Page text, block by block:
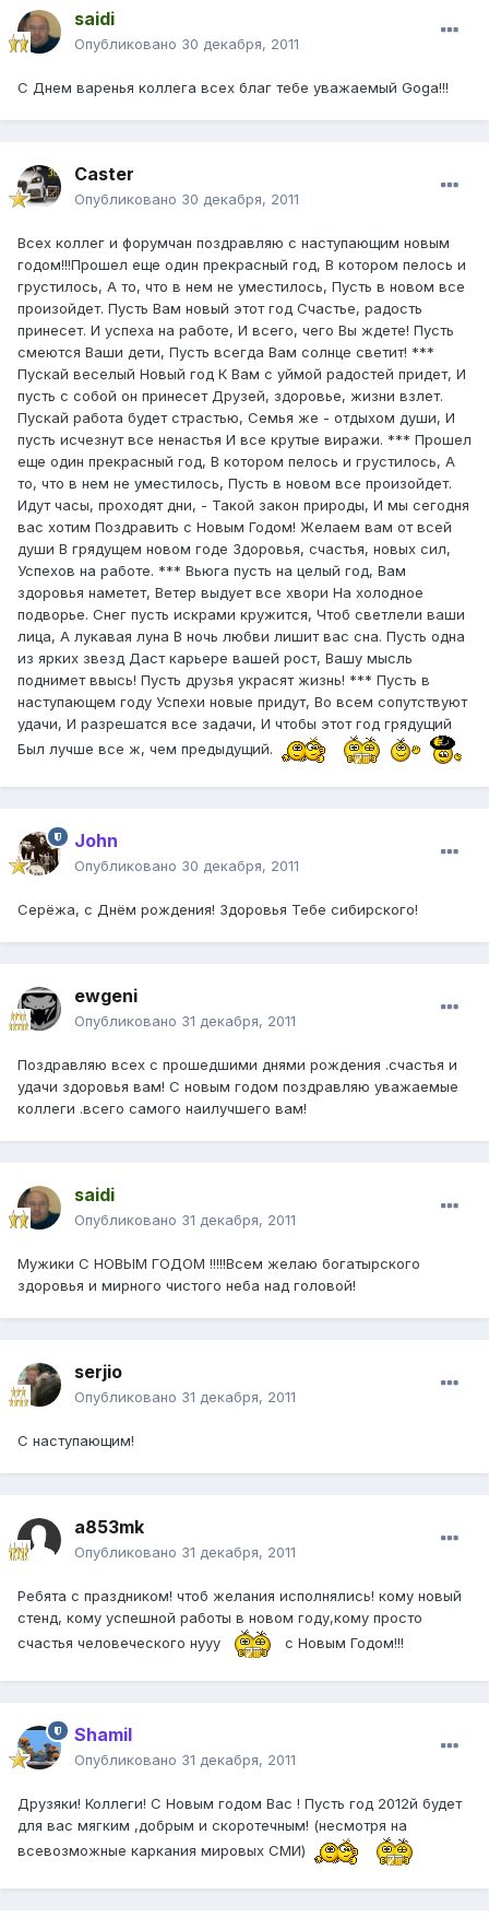
saidi
Опубликовано 30 декабря, 2011
С Днем варенья коллега всех благ тебе уважаемый Goga!!!
Caster
Опубликовано 30 декабря, 2011
Всех коллег и форумчан поздравляю с наступающим новым
годом!!!Прошел еще один прекрасный год, В котором пелось и
грустилось, А то, что в нем не уместилось, Пусть в новом все
произойдет. Пусть Вам новый этот год Счастье, радость
принесет. И успеха на работе, И всего, чего Вы ждете! Пусть
смеются Ваши дети, Пусть всегда Вам солнце светит! ***
Пускай веселый Новый год К Вам с уймой радостей придет, И
пусть с собой он принесет Друзей, здоровье, жизни взлет.
Пускай работа будет страстью, Семья же - отдыхом души, И
пусть исчезнут все ненастья И все крутые виражи. *** Прошел
еще один прекрасный год, В котором пелось и грустилось, А
то, что в нем не уместилось, Пусть в новом все произойдет.
Идут часы, проходят дни, - Такой закон природы, И мы сегодня
вас хотим Поздравить с Hовым Годом! Желаем вам от всей
души В грядущем новом годе Здоровья, счастья, новых сил,
Успехов на работе. *** Вьюга пусть на целый год, Вам
здоровья наметет, Ветер выдует все хвори На холодное
подворье. Снег пусть искрами кружится, Чтоб светлели ваши
лица, А лукавая луна В ночь любви лишит вас сна. Пусть одна
из ярких звезд Даст карьере вашей рост, Вашу мысль
поднимет ввысь! Пусть друзья украсят жизнь! *** Пусть в
наступающем году Успехи новые придут, Во всем сопутствуют
удачи, И разрешатся все задачи, И чтобы этот год грядущий
Был лучше все ж, чем предыдущий.
John
Опубликовано 30 декабря, 2011
Серёжа, с Днём рождения! Здоровья Тебе сибирского!
ewgeni
Опубликовано 31 декабря, 2011
Поздравляю всех с прошедшими днями рождения .счастья и
удачи здоровья вам! С новым годом поздравляю уважаемые
коллеги .всего самого наилучшего вам!
saidi
Опубликовано 31 декабря, 2011
Мужики С НОВЫМ ГОДОМ !!!!!Всем желаю богатырского
здоровья и мирного чистого неба над головой!
serjio
Опубликовано 31 декабря, 2011
С наступающим!
a853mk
Опубликовано 31 декабря, 2011
Ребята с праздником! чтоб желания исполнялись! кому новый
стенд, кому успешной работы в новом году,кому просто
счастья человеческого нууу
с Новым Годом!!!
Shamil
Опубликовано 31 декабря, 2011
Друзяки! Коллеги! С Новым годом Вас ! Пусть год 2012й будет
для вас мягким ,добрым и скоротечным! (несмотря на
всевозможные каркания мировых СМИ)